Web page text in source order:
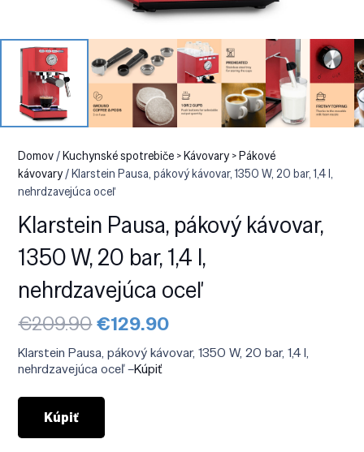
Domov/Kuchynské spotrebiče > Kávovary > Pákové
kávovary/ Klarstein Pausa, pákový kávovar, 1350 W, 20 bar, 1,4 l,
nehrdzavejúca oceľ
Klarstein Pausa, pákový kávovar,
1350 W, 20 bar, 1,4 l,
nehrdzavejúca oceľ
€209.90Pôvodná
cena
bola:
€209.90.
€129.90Aktuálna
je:
Klarstein Pausa, pákový kávovar, 1350 W, 20 bar, 1,4 l,
nehrdzavejúca oceľ –Kúpiť
Kúpiť